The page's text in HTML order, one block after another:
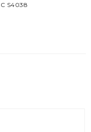
Snubný prsteň CLASSIC S4038